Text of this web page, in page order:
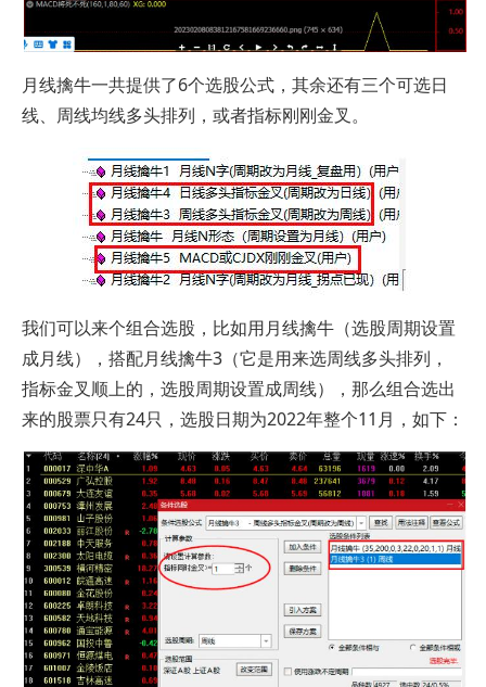
月线擒牛一共提供了6个选股公式，其余还有三个可选日
线、周线均线多头排列，或者指标刚刚金叉。
我们可以来个组合选股，比如用月线擒牛（选股周期设置
成月线），搭配月线擒牛3（它是用来选周线多头排列，
指标金叉顺上的，选股周期设置成周线），那么组合选出
来的股票只有24只，选股日期为2022年整个11月，如下：